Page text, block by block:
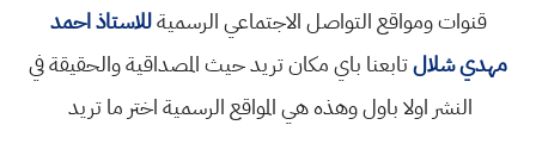
قنوات ومواقع التواصل الاجتماعي الرسميةللاستاذ احمد
مهدي شلالتابعنا باي مكان تريد حيث المصداقية والحقيقة في
النشر اولا باول وهذه هي المواقع الرسمية اختر ما تريد